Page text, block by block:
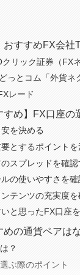
おすすめFX会社
リック証券（FXネ
っとコム「外貨ネ
レード
すめ】FX口座の
を決める
とするポイントを
スプレッドを確認
の使いやすさを確
テンツの充実度を
と思ったFX口座
の通貨ペアは
？
ぶ際のポイント